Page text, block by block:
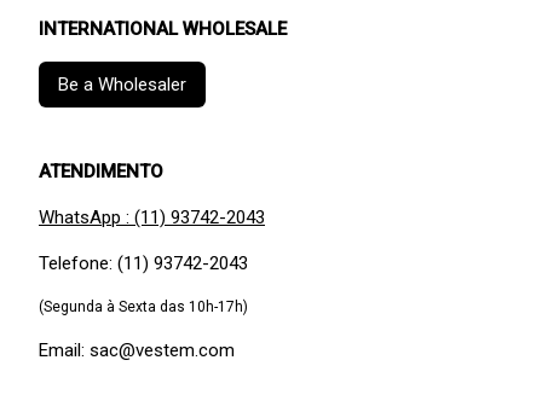
INTERNATIONAL WHOLESALE
Be a Wholesaler
ATENDIMENTO
WhatsApp : (11) 93742-2043
Telefone: (11) 93742-2043
(Segunda à Sexta das 10h-17h)
Email: sac@vestem.com